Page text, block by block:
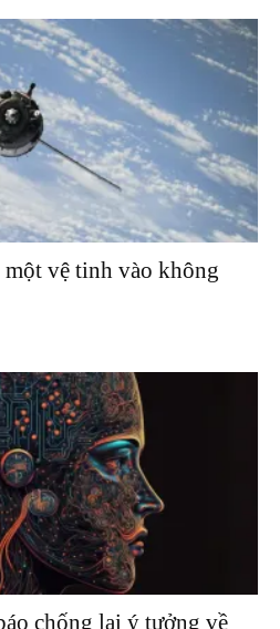
vệ tinh vào không
chống lại ý tưởng về